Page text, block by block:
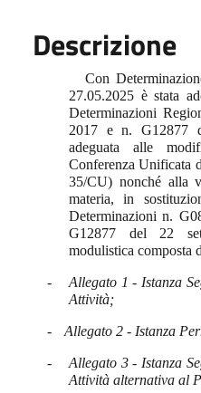
Descrizione
Con Determinazione
27.05.2025 è stata
Determinazioni
2017 e n. G12877
adeguata alle
Conferenza Unificata
35/CU) nonché alla
materia, in
Determinazioni n.
G12877 del 22
modulistica composta
-
Allegato 1 - Istanza
Attività;
- Allegato 2 - Istanza
-
Allegato 3 - Istanza
Attività alternativa al